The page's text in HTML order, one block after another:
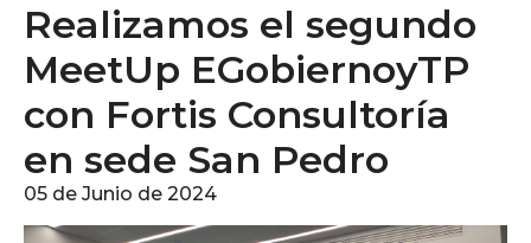
Realizamos el segundo
MeetUp EGobiernoyTP
con Fortis Consultoría
en sede San Pedro
05 de Junio de 2024